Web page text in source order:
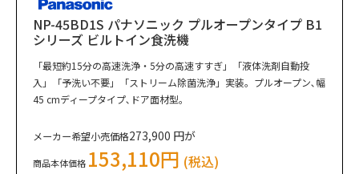
NP-45BD1S パナソニック プルオープンタイプ B1
シリーズ ビルトイン食洗機
「最短約15分の高速洗浄・5分の高速すすぎ」「液体洗剤自動投
入」「予洗い不要」「ストリーム除菌洗浄」実装。プルオープン､幅
45 cmディープタイプ､ドア面材型｡
メーカー希望小売価格273,900 円が
商品本体価格 153,110円 (税込)